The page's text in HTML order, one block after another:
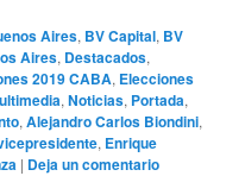
Aires, BV Capital, BV
Aires, Destacados,
2019 CABA, Elecciones
,Noticias, Portada,
,Alejandro Carlos Biondini,
, Enrique
| Deja un comentario